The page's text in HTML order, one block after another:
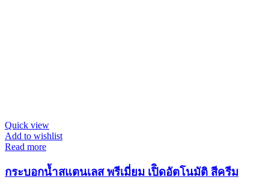
Quick view
Add to wishlist
Read more
กระบอกน้ำสแตนเลส พรีเมี่ยม เปิิดอัตโนมัติ สีครีม